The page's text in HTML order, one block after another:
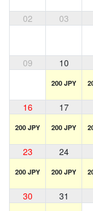
02 03
09 10
200 JPY
16 17
200 JPY 200 JPY
23 24
200 JPY 200 JPY
30 31